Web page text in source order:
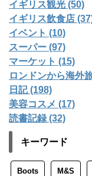
イギリス観光 (50)
イギリス飲食店
イベント (10)
スーパー (97)
マーケット (15)
ロンドンから海外
日記 (198)
美容コスメ (17)
読書記録 (32)
キーワード
Boots M&S